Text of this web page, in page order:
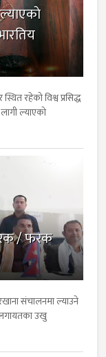
रहेको विश्व प्रसिद्ध
ल्याएकाे
/ फरक
संचालनमा ल्याउने
लगायतका उखु